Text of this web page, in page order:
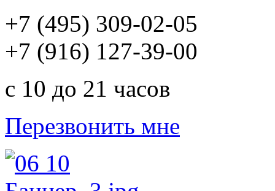
+7 (495) 309-02-05
+7 (916) 127-39-00
с 10 до 21 часов
Перезвонить мне